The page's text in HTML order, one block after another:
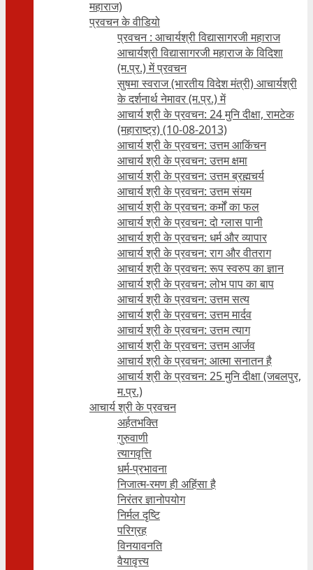
महाराज)
प्रवचन के वीडियो
प्रवचन : आचार्यश्री ‍विद्यासागरजी महाराज
आचार्यश्री विद्यासागरजी महाराज के विदिशा
(म.प्र.) में प्रवचन
सुषमा स्वराज (भारतीय विदेश मंत्री) आचार्यश्री
के दर्शनार्थ नेमावर (म.प्र.) में
आचार्य श्री के प्रवचन: 24 मुनि दीक्षा, रामटेक
(महाराष्ट्र) (10-08-2013)
आचार्य श्री के प्रवचन: उत्तम आकिंचन
आचार्य श्री के प्रवचन: उत्तम क्षमा
आचार्य श्री के प्रवचन: उत्तम ब्रह्मचर्य
आचार्य श्री के प्रवचन: उत्तम संयम
आचार्य श्री के प्रवचन: कर्मों का फल
आचार्य श्री के प्रवचन: दो ग्लास पानी
आचार्य श्री के प्रवचन: धर्म और व्यापार
आचार्य श्री के प्रवचन: राग और वीतराग
आचार्य श्री के प्रवचन: रूप स्वरुप का ज्ञान
आचार्य श्री के प्रवचन: लोभ पाप का बाप
आचार्य श्री के प्रवचन: उत्तम सत्य
आचार्य श्री के प्रवचन: उत्तम मार्दव
आचार्य श्री के प्रवचन: उत्तम त्याग
आचार्य श्री के प्रवचन: उत्तम आर्जव
आचार्य श्री के प्रवचन: आत्मा सनातन है
आचार्य श्री के प्रवचन: 25 मुनि दीक्षा (जबलपुर,
म.प्र.)
आचार्य श्री के प्रवचन
अर्हतभक्ति
गुरुवाणी
त्यागवृत्ति
धर्म-प्रभावना
निजात्म-रमण ही अहिंसा है
निरंतर ज्ञानोपयोग
निर्मल दृष्टि
परिग्रह
विनयावनति
वैयावृत्त्य